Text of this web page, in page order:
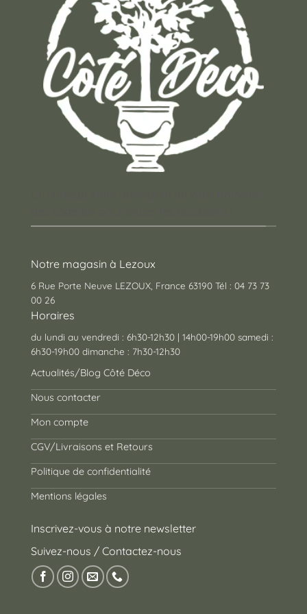
produit
Notre magasin à Lezoux
6 Rue Porte Neuve LEZOUX, France 63190 Tél : 04 73 73
00 26
Horaires
du lundi au vendredi : 6h30-12h30 | 14h00-19h00 samedi :
6h30-19h00 dimanche : 7h30-12h30
Actualités/Blog Côté Déco
Nous contacter
Mon compte
CGV/Livraisons et Retours
Politique de confidentialité
Mentions légales
Inscrivez-vous à notre newsletter
Suivez-nous / Contactez-nous